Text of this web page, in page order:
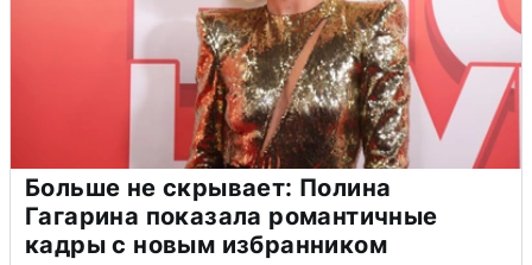
Больше не скрывает: Полина
Гагарина показала романтичные
кадры с новым избранником